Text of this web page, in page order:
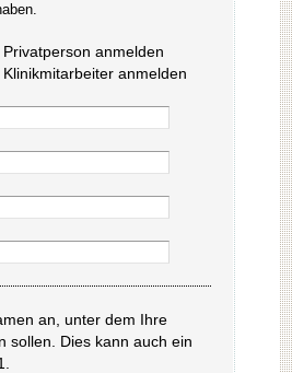
Privatperson anmelden
Klinikmitarbeiter anmelden
an, unter dem Ihre
sollen. Dies kann auch ein